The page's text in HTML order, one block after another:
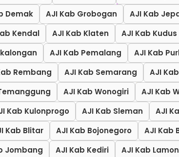
Demak AJI Kab Grobogan AJI Kab
Kendal AJI Kab Klaten AJI Kab Kudus
AJI Kab Pemalang
AJI Kab
Rembang AJI Kab Semarang AJI
AJI Kab Wonogiri AJI Kab
Kab Kulonprogo AJI Kab Sleman
AJI
Kab Blitar AJI Kab Bojonegoro AJI Kab
Jombang AJI Kab Kediri AJI Kab